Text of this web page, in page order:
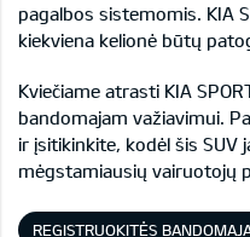
pagalbos sistemomis. KIA
kiekviena kelionė būtų
Kviečiame atrasti KIA
bandomajam važiavimui.
ir įsitikinkite, kodėl šis SUV
mėgstamiausių vairuotojų
REGISTRUOKITĖS